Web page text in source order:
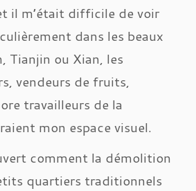
il m’était difficile de voir
dans les beaux
Tianjin ou Xian, les
vendeurs de fruits,
travailleurs de la
mon espace visuel.
comment la démolition
quartiers traditionnels